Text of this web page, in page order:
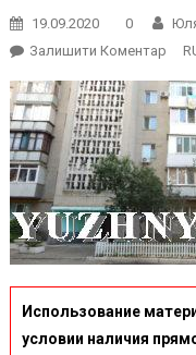
19.09.2020 0
Залишити КоментарOn
Использование
условии наличия